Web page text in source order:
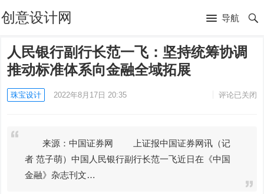
创意设计网 导航
人民银行副行长范一飞：坚持统筹协调
推动标准体系向金融全域拓展
珠宝设计 2022年8月17日 20:35 评论已关闭
来源：中国证券网 上证报中国证券网讯（记
者 范子萌）中国人民银行副行长范一飞近日在《中国
金融》杂志刊文…